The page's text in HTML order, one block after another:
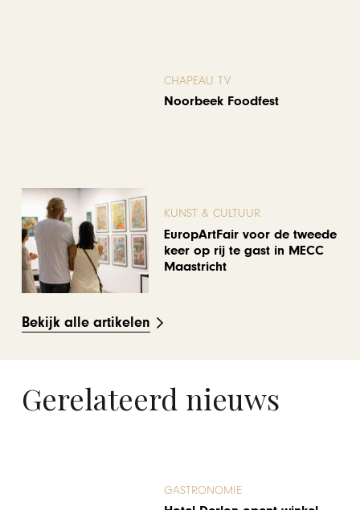
CHAPEAU TV
Noorbeek Foodfest
KUNST & CULTUUR
EuropArtFair voor de tweede
keer op rij te gast in MECC
Maastricht
Bekijk alle artikelen
Gerelateerd nieuws
KUNST & CULTUUR